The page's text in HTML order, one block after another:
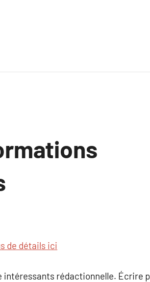
de détails ici
intéressants rédactionnelle. Écrire